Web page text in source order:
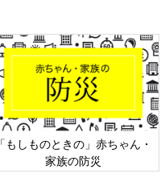
「もしものときの」赤ちゃん・
家族の防災